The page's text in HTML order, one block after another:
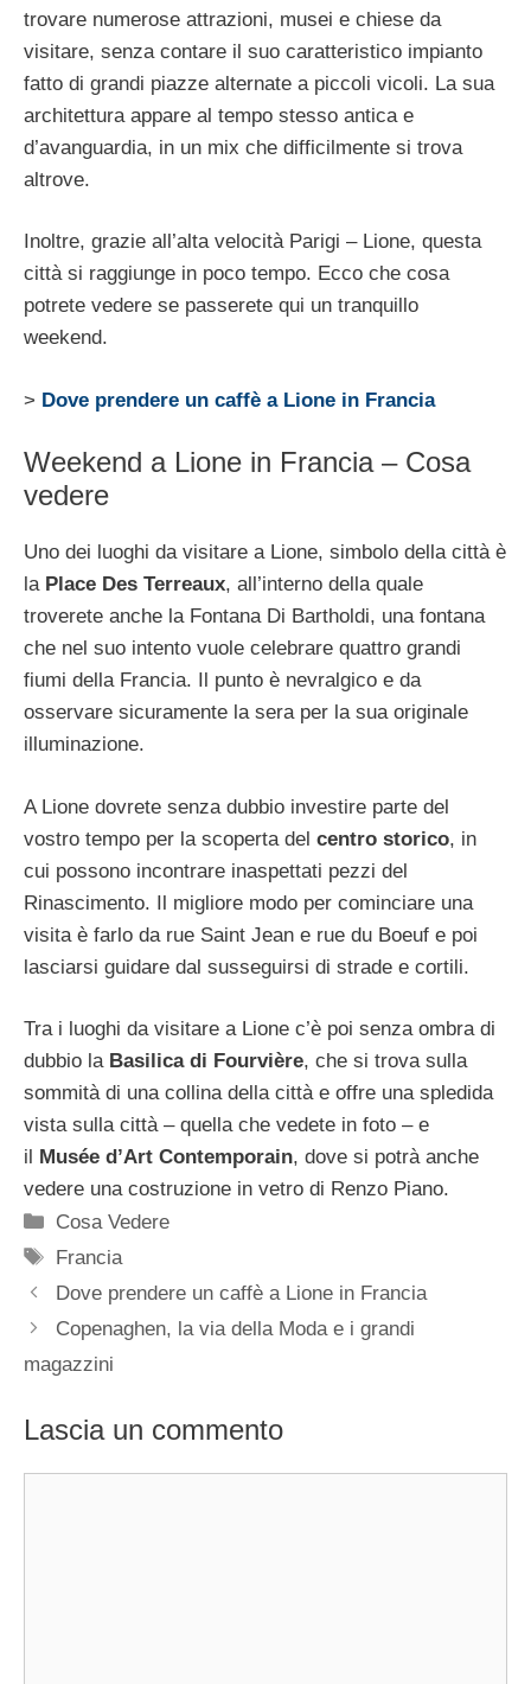
trovare numerose attrazioni, musei e chiese da
visitare, senza contare il suo caratteristico impianto
fatto di grandi piazze alternate a piccoli vicoli. La sua
architettura appare al tempo stesso antica e
d’avanguardia, in un mix che difficilmente si trova
altrove.
Inoltre, grazie all’alta velocità Parigi – Lione, questa
città si raggiunge in poco tempo. Ecco che cosa
potrete vedere se passerete qui un tranquillo
weekend.
> Dove prendere un caffè a Lione in Francia
Weekend a Lione in Francia – Cosa
vedere
Uno dei luoghi da visitare a Lione, simbolo della città è
la Place Des Terreaux, all’interno della quale
troverete anche la Fontana Di Bartholdi, una fontana
che nel suo intento vuole celebrare quattro grandi
fiumi della Francia. Il punto è nevralgico e da
osservare sicuramente la sera per la sua originale
illuminazione.
A Lione dovrete senza dubbio investire parte del
vostro tempo per la scoperta del centro storico, in
cui possono incontrare inaspettati pezzi del
Rinascimento. Il migliore modo per cominciare una
visita è farlo da rue Saint Jean e rue du Boeuf e poi
lasciarsi guidare dal susseguirsi di strade e cortili.
Tra i luoghi da visitare a Lione c’è poi senza ombra di
dubbio laBasilica di Fourvière, che si trova sulla
sommità di una collina della città e offre una spledida
vista sulla città – quella che vedete in foto – e
il
Musée d’Art Contemporain, dove si potrà anche
vedere una costruzione in vetro di Renzo Piano.
Categorie
Cosa Vedere
Tag
Francia
Dove prendere un caffè a Lione in Francia
Copenaghen, la via della Moda e i grandi
magazzini
Lascia un commento